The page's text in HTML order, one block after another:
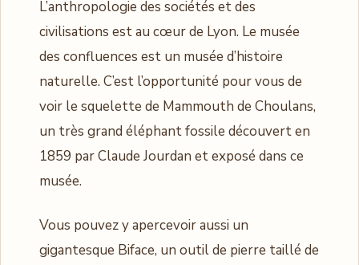
L’anthropologie des sociétés et des
civilisations est au cœur de Lyon. Le musée
des confluences est un musée d’histoire
naturelle. C’est l’opportunité pour vous de
voir le squelette de Mammouth de Choulans,
un très grand éléphant fossile découvert en
1859 par Claude Jourdan et exposé dans ce
musée.
Vous pouvez y apercevoir aussi un
gigantesque Biface, un outil de pierre taillé de